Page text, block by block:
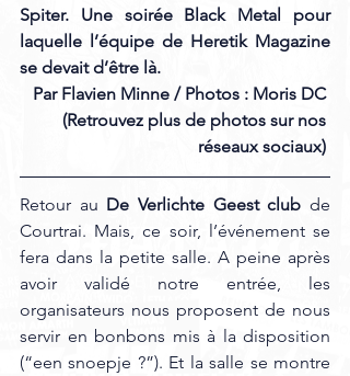
Spiter. Une soirée Black Metal pour
laquelle l’équipe de Heretik Magazine
se devait d’être là.
Par Flavien Minne / Photos : Moris DC
(Retrouvez plus de photos sur nos
réseaux sociaux)
Retour au De Verlichte Geest club de
Courtrai. Mais, ce soir, l’événement se
fera dans la petite salle. A peine après
avoir validé notre entrée, les
organisateurs nous proposent de nous
servir en bonbons mis à la disposition
(“een snoepje ?”). Et la salle se montre